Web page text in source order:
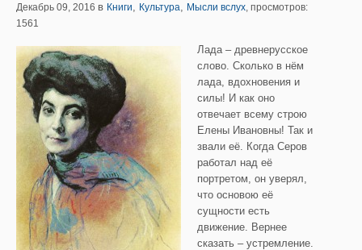
Декабрь 09, 2016 в Книги, Культура, Мысли вслух, просмотров:
1561
Лада – древнерусское
слово. Сколько в нём
лада, вдохновения и
силы! И как оно
отвечает всему строю
Елены Ивановны! Так и
звали её. Когда Серов
работал над её
портретом, он уверял,
что основою её
сущности есть
движение. Вернее
сказать – устремление.